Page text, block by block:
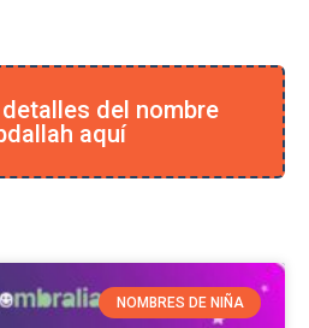
del nombre
aquí
NOMBRES DE NIÑA